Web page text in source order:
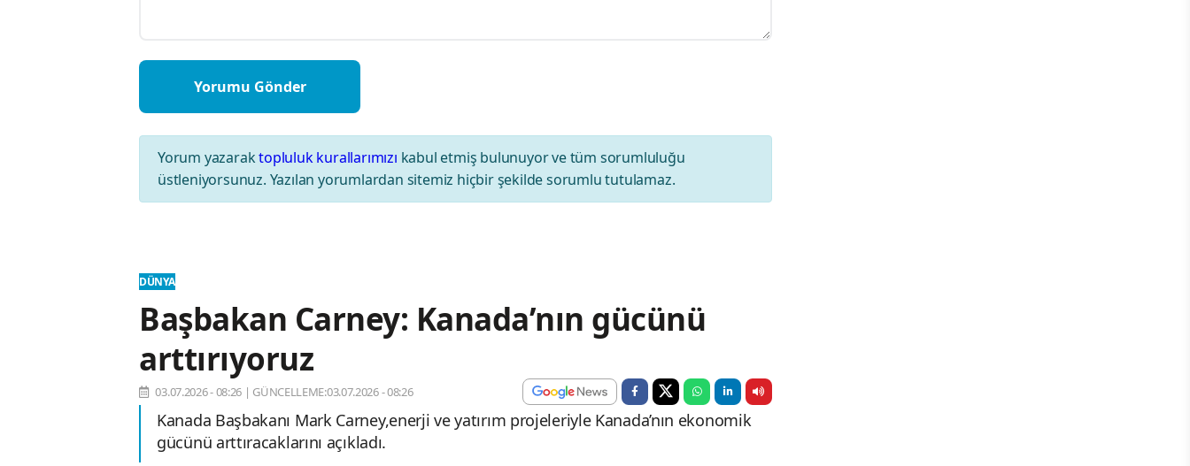
Yorum yazaraktopluluk kurallarımızı kabul etmiş bulunuyor ve tüm sorumluluğu
üstleniyorsunuz. Yazılan yorumlardan sitemiz hiçbir şekilde sorumlu tutulamaz.
DÜNYA
Başbakan Carney: Kanada’nın gücünü
arttırıyoruz
03.07.2026 - 08:26 | GÜNCELLEME:03.07.2026 - 08:26
Kanada Başbakanı Mark Carney,enerji ve yatırım projeleriyle Kanada’nın ekonomik
gücünü arttıracaklarını açıkladı.